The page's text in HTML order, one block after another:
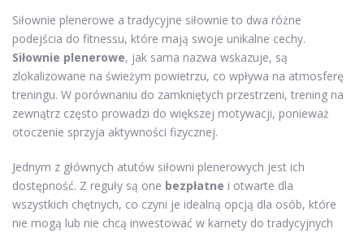
Siłownie plenerowe a tradycyjne siłownie to dwa różne
podejścia do fitnessu, które mają swoje unikalne cechy.
Siłownie plenerowe, jak sama nazwa wskazuje, są
zlokalizowane na świeżym powietrzu, co wpływa na atmosferę
treningu. W porównaniu do zamkniętych przestrzeni, trening na
zewnątrz często prowadzi do większej motywacji, ponieważ
otoczenie sprzyja aktywności fizycznej.
Jednym z głównych atutów siłowni plenerowych jest ich
dostępność. Z reguły są one bezpłatne i otwarte dla
wszystkich chętnych, co czyni je idealną opcją dla osób, które
nie mogą lub nie chcą inwestować w karnety do tradycyjnych